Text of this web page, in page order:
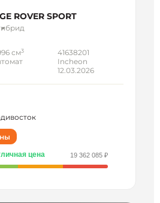
ROVER SPORT
см3
41638201
Incheon
12.03.2026
цена 19 362 085 ₽